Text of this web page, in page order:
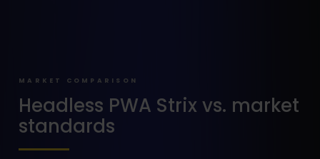
MARKET COMPARISON
Headless PWA Strix vs. market
standards